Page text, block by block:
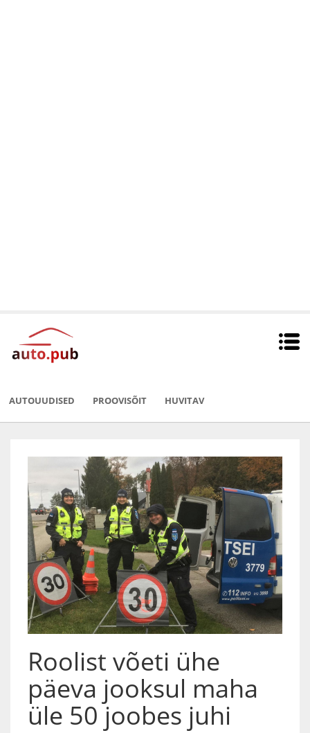
AUTOUUDISED PROOVISÕIT HUVITAV
Roolist võeti ühe
päeva jooksul maha
üle 50 joobes juhi